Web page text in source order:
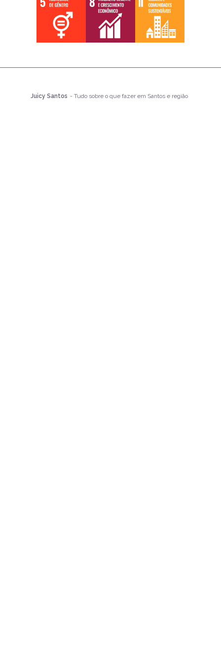
Juicy Santos - Tudo sobre o que fazer em Santos e região